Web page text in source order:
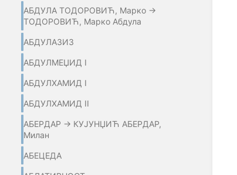
АБДУЛА ТОДОРОВИЋ, Марко →
ТОДОРОВИЋ, Марко Абдула
АБДУЛАЗИЗ
АБДУЛМЕЏИД I
АБДУЛХАМИД I
АБДУЛХАМИД II
АБЕРДАР → КУЈУНЏИЋ АБЕРДАР,
Милан
АБЕЦЕДА